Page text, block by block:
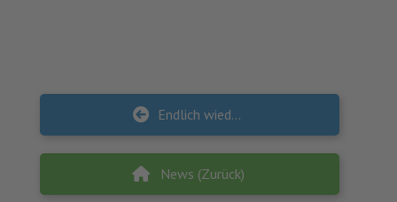
Endlich wieder vor Ort sein… 23. Kindergartentag Mecklenburg-Vorpommern am 13.05.2023 in der Fachhochschule in Güstrow
News (Zurück)